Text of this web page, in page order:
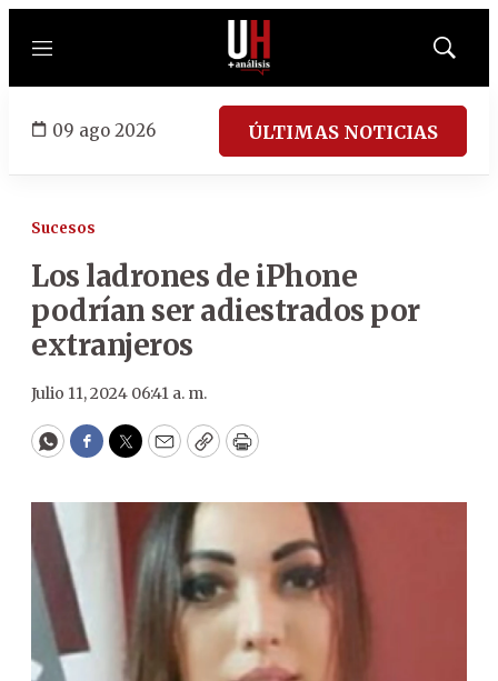
Menú
Mostrar
09 ago 2026 ÚLTIMAS NOTICIAS
Sucesos
Los ladrones de iPhone
podrían ser adiestrados por
extranjeros
Julio 11, 2024 06:41 a. m.
WhatsApp
Facebook
Twitter
EmailCopyPrint